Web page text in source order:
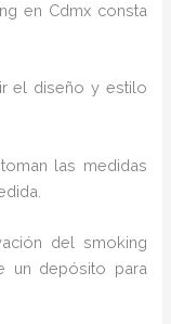
en Cdmx consta
el diseño y estilo
las medidas
del smoking
un depósito para